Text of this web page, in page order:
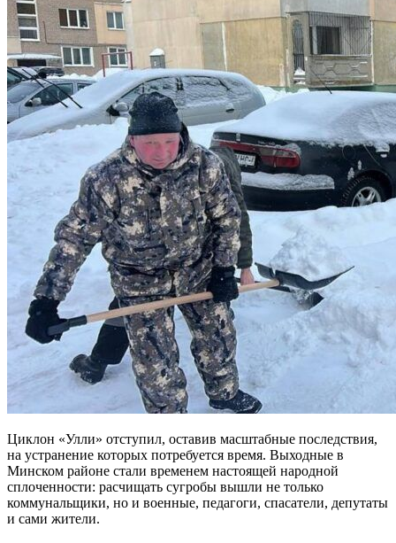
Циклон «Улли» отступил, оставив масштабные последствия,
на устранение которых потребуется время. Выходные в
Минском районе стали временем настоящей народной
сплоченности: расчищать сугробы вышли не только
коммунальщики, но и военные, педагоги, спасатели, депутаты
и сами жители.